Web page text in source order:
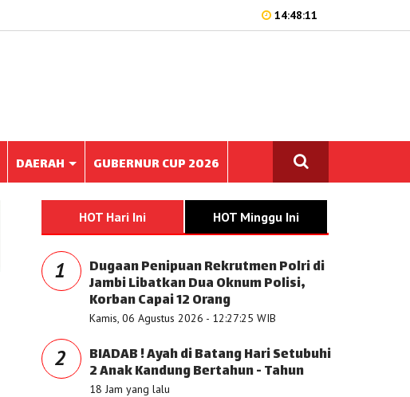
14:48:11
DAERAH GUBERNUR CUP 2026
HOT Hari Ini HOT Minggu Ini
1 Dugaan Penipuan Rekrutmen Polri di
Jambi Libatkan Dua Oknum Polisi,
Korban Capai 12 Orang
Kamis, 06 Agustus 2026 - 12:27:25 WIB
2 BIADAB ! Ayah di Batang Hari Setubuhi
2 Anak Kandung Bertahun - Tahun
18 Jam yang lalu